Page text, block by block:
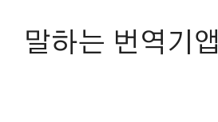
말하는 번역기앱